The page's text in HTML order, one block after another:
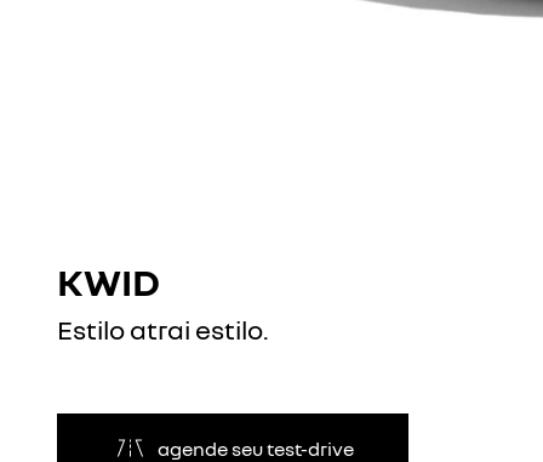
KWID
Estilo atrai estilo.
agende seu test-drive